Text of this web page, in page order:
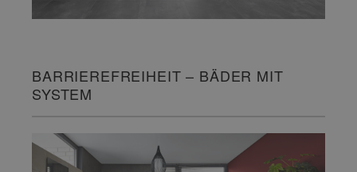
BARRIEREFREIHEIT – BÄDER MIT
SYSTEM